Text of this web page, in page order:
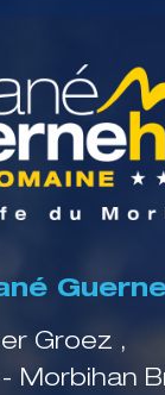
Groez ,
Morbihan